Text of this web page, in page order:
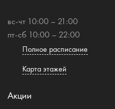
вс-чт 10:00 – 21:00
пт-сб 10:00 – 22:00
Полное расписание
Карта этажей
Акции